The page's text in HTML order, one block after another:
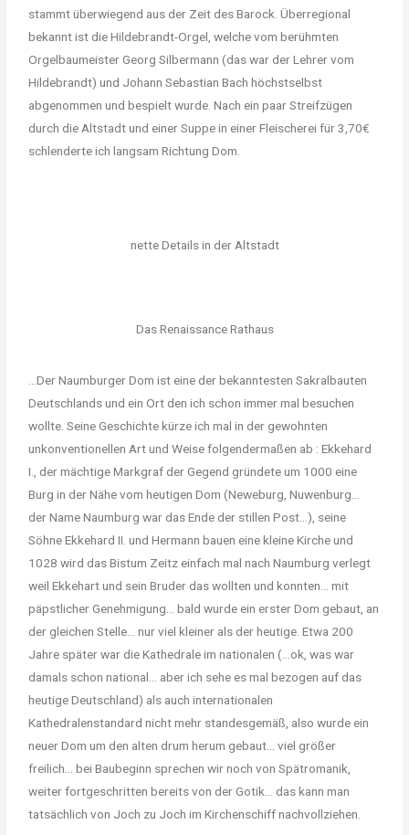
stammt überwiegend aus der Zeit des Barock. Überregional
bekannt ist die Hildebrandt-Orgel, welche vom berühmten
Orgelbaumeister Georg Silbermann (das war der Lehrer vom
Hildebrandt) und Johann Sebastian Bach höchstselbst
abgenommen und bespielt wurde. Nach ein paar Streifzügen
durch die Altstadt und einer Suppe in einer Fleischerei für 3,70€
schlenderte ich langsam Richtung Dom.
nette Details in der Altstadt
Das Renaissance Rathaus
…Der Naumburger Dom ist eine der bekanntesten Sakralbauten
Deutschlands und ein Ort den ich schon immer mal besuchen
wollte. Seine Geschichte kürze ich mal in der gewohnten
unkonventionellen Art und Weise folgendermaßen ab : Ekkehard
I., der mächtige Markgraf der Gegend gründete um 1000 eine
Burg in der Nähe vom heutigen Dom (Neweburg, Nuwenburg…
der Name Naumburg war das Ende der stillen Post…), seine
Söhne Ekkehard II. und Hermann bauen eine kleine Kirche und
1028 wird das Bistum Zeitz einfach mal nach Naumburg verlegt
weil Ekkehart und sein Bruder das wollten und konnten… mit
päpstlicher Genehmigung… bald wurde ein erster Dom gebaut, an
der gleichen Stelle… nur viel kleiner als der heutige. Etwa 200
Jahre später war die Kathedrale im nationalen (…ok, was war
damals schon national… aber ich sehe es mal bezogen auf das
heutige Deutschland) als auch internationalen
Kathedralenstandard nicht mehr standesgemäß, also wurde ein
neuer Dom um den alten drum herum gebaut… viel größer
freilich… bei Baubeginn sprechen wir noch von Spätromanik,
weiter fortgeschritten bereits von der Gotik… das kann man
tatsächlich von Joch zu Joch im Kirchenschiff nachvollziehen.